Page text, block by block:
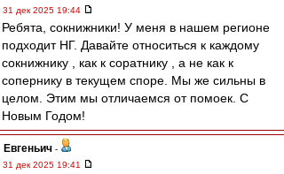
31 дек 2025 19:44
Ребята, сокнижники! У меня в нашем регионе
подходит НГ. Давайте относиться к каждому
сокнижнику , как к соратнику , а не как к
сопернику в текущем споре. Мы же сильны в
целом. Этим мы отличаемся от помоек. С
Новым Годом!
Евгеньич -
31 дек 2025 19:41